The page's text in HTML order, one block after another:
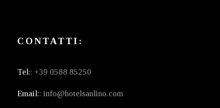
CONTATTI:
Tel:: +39 0588 85250
Email:: info@hotelsanlino.com